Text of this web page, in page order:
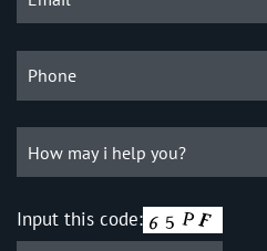
Input this code: